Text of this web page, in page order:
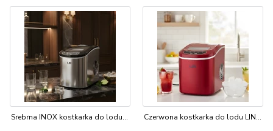
Srebrna INOX kostkarka do lodu LIN ICE PRO-S12 Czerwona kostkarka do lodu LIN ICE PRO-R12